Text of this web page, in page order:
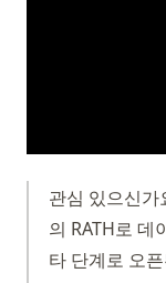
관심 있으신가
의 RATH로 데
타 단계로 오